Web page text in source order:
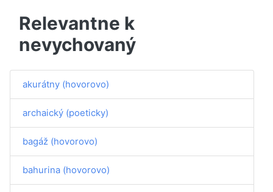
Relevantne k
nevychovaný
akurátny (hovorovo)
archaický (poeticky)
bagáž (hovorovo)
bahurina (hovorovo)